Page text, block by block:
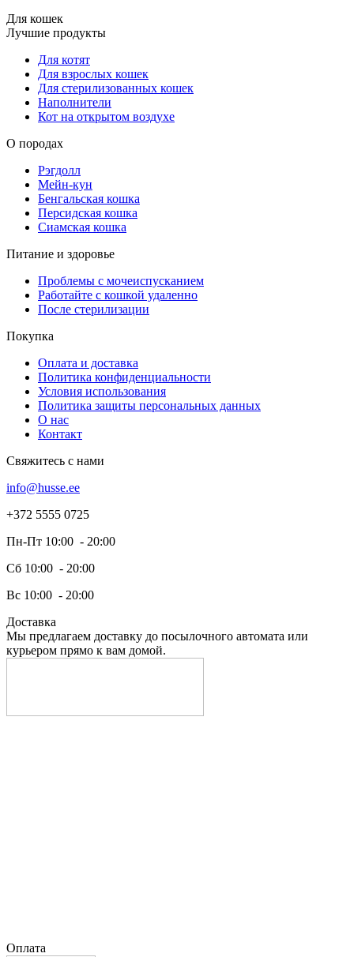
Для кошек
Лучшие продукты
Для котят
Для взрослых кошек
Для стерилизованных кошек
Наполнители
Кот на открытом воздухе
О породах
Рэгдолл
Мейн-кун
Бенгальская кошка
Персидская кошка
Сиамская кошка
Питание и здоровье
Проблемы с мочеиспусканием
Работайте с кошкой удаленно
После стерилизации
Покупка
Оплата и доставка
Политика конфиденциальности
Условия использования
Политика защиты персональных данных
О нас
Контакт
Свяжитесь с нами
info@husse.ee
+372 5555 0725
Пн-Пт 10:00 - 20:00
Сб 10:00 - 20:00
Вс 10:00 - 20:00
Доставка
Мы предлагаем доставку до посылочного автомата или
курьером прямо к вам домой.
Оплата